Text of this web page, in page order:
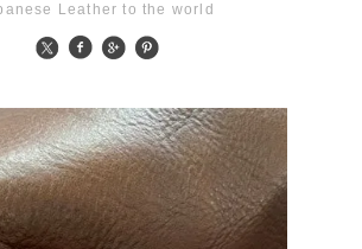
Leather to the world